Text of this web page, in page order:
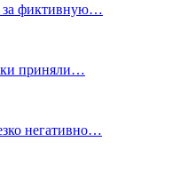
за фиктивную…
приняли…
негативно…